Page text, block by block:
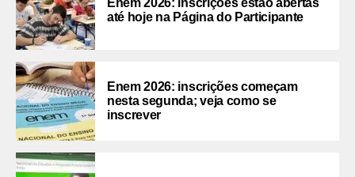
Enem 2026: inscrições estão abertas
até hoje na Página do Participante
Enem 2026: inscrições começam
nesta segunda; veja como se
inscrever